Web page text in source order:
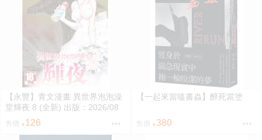
【永豐】青文漫畫 異世界泡泡澡
堂輝夜 8 (全新) 出版：2026/08
售價 126
【一起來當嗑書蟲】醉死當塗
售價 380